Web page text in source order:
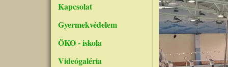
Kapcsolat
Gyermekvédelem
ÖKO - iskola
Videógaléria